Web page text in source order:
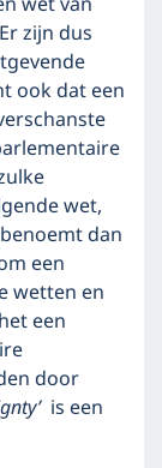
zijn dus
ook dat een
wet,
dan
een
wetten en
een
door
is een